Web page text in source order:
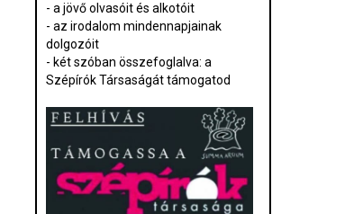
- a jövő olvasóit és alkotóit
- az irodalom mindennapjainak
dolgozóit
- két szóban összefoglalva: a
Szépírók Társaságát támogatod